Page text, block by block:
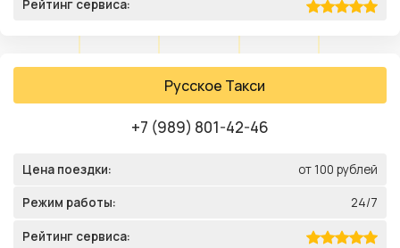
Рейтинг сервиса:
Русское Такси
+7 (989) 801-42-46
Цена поездки: от 100 рублей
Режим работы: 24/7
Рейтинг сервиса: